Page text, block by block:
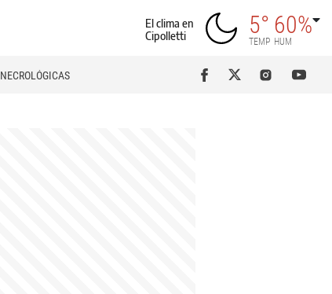
El clima en
Cipolletti
5°
TEMP
60%
HUM
NECROLÓGICAS